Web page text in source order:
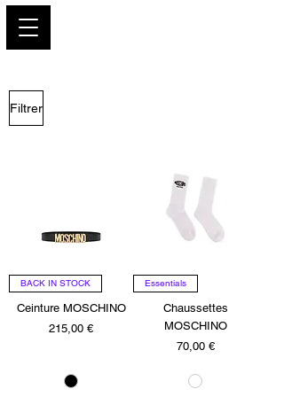
Filtrer
BACK IN STOCK
Ceinture MOSCHINO
Prix
215,00 €
Essentials
Chaussettes
MOSCHINO
Prix
70,00 €